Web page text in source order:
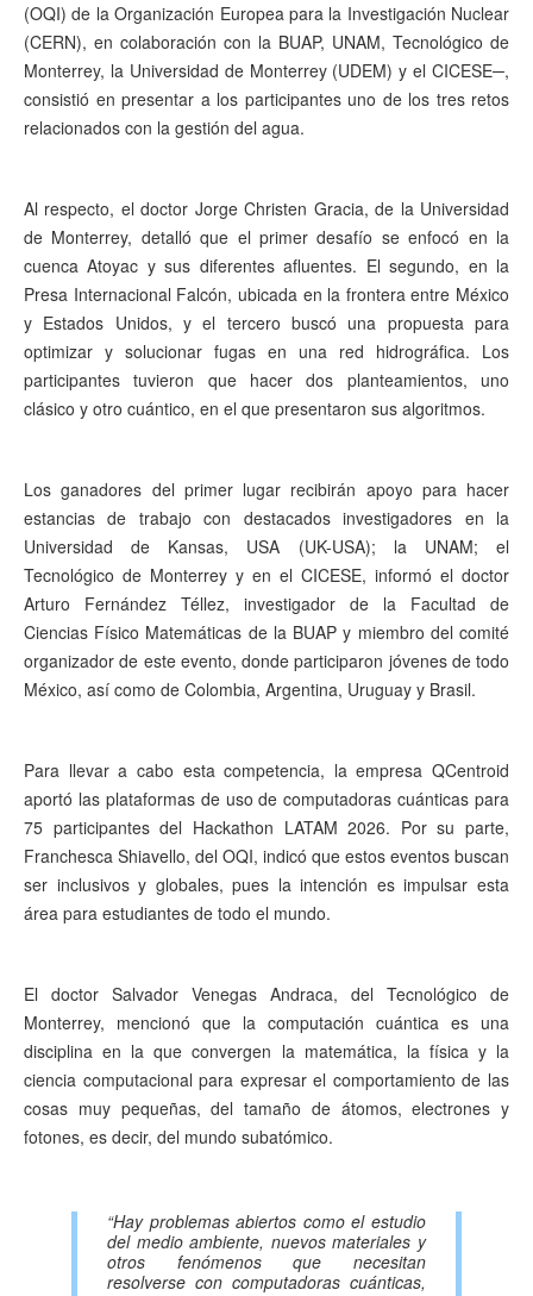
(OQI) de la Organización Europea para la Investigación Nuclear
(CERN), en colaboración con la BUAP, UNAM, Tecnológico de
Monterrey, la Universidad de Monterrey (UDEM) y el CICESE─,
consistió en presentar a los participantes uno de los tres retos
relacionados con la gestión del agua.
Al respecto, el doctor Jorge Christen Gracia, de la Universidad
de Monterrey, detalló que el primer desafío se enfocó en la
cuenca Atoyac y sus diferentes afluentes. El segundo, en la
Presa Internacional Falcón, ubicada en la frontera entre México
y Estados Unidos, y el tercero buscó una propuesta para
optimizar y solucionar fugas en una red hidrográfica. Los
participantes tuvieron que hacer dos planteamientos, uno
clásico y otro cuántico, en el que presentaron sus algoritmos.
Los ganadores del primer lugar recibirán apoyo para hacer
estancias de trabajo con destacados investigadores en la
Universidad de Kansas, USA (UK-USA); la UNAM; el
Tecnológico de Monterrey y en el CICESE, informó el doctor
Arturo Fernández Téllez, investigador de la Facultad de
Ciencias Físico Matemáticas de la BUAP y miembro del comité
organizador de este evento, donde participaron jóvenes de todo
México, así como de Colombia, Argentina, Uruguay y Brasil.
Para llevar a cabo esta competencia, la empresa QCentroid
aportó las plataformas de uso de computadoras cuánticas para
75 participantes del Hackathon LATAM 2026. Por su parte,
Franchesca Shiavello, del OQI, indicó que estos eventos buscan
ser inclusivos y globales, pues la intención es impulsar esta
área para estudiantes de todo el mundo.
El doctor Salvador Venegas Andraca, del Tecnológico de
Monterrey, mencionó que la computación cuántica es una
disciplina en la que convergen la matemática, la física y la
ciencia computacional para expresar el comportamiento de las
cosas muy pequeñas, del tamaño de átomos, electrones y
fotones, es decir, del mundo subatómico.
“Hay problemas abiertos como el estudio
del medio ambiente, nuevos materiales y
otros fenómenos que necesitan
resolverse con computadoras cuánticas,